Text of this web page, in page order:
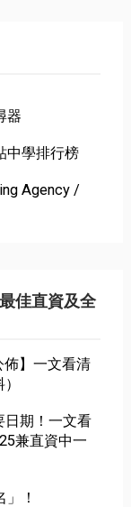
器
中學排行榜
Agency /
佳直資及全
佈】一文看清
日期！一文看
兼直資中一
！